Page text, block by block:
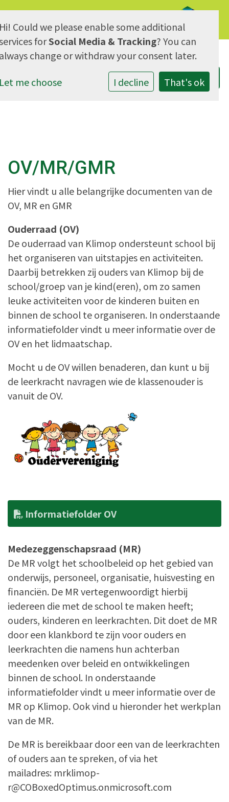
AVG & Privacy
OV/MR/GMR
Hier vindt u alle belangrijke documenten van de
OV, MR en GMR
Ouderraad (OV)
De ouderraad van Klimop ondersteunt school bij
het organiseren van uitstapjes en activiteiten.
Daarbij betrekken zij ouders van Klimop bij de
school/groep van je kind(eren), om zo samen
leuke activiteiten voor de kinderen buiten en
binnen de school te organiseren. In onderstaande
informatiefolder vindt u meer informatie over de
OV en het lidmaatschap.
Mocht u de OV willen benaderen, dan kunt u bij
de leerkracht navragen wie de klassenouder is
vanuit de OV.
Informatiefolder OV
Medezeggenschapsraad (MR)
De MR volgt het schoolbeleid op het gebied van
onderwijs, personeel, organisatie, huisvesting en
financiën. De MR vertegenwoordigt hierbij
iedereen die met de school te maken heeft;
ouders, kinderen en leerkrachten. Dit doet de MR
door een klankbord te zijn voor ouders en
leerkrachten die namens hun achterban
meedenken over beleid en ontwikkelingen
binnen de school. In onderstaande
informatiefolder vindt u meer informatie over de
MR op Klimop. Ook vind u hieronder het werkplan
van de MR.
De MR is bereikbaar door een van de leerkrachten
of ouders aan te spreken, of via het
mailadres: mrklimop-
r@COBoxedOptimus.onmicrosoft.com
Could we please enable some additional
forSocial Media & Tracking? You can
change or withdraw your consent later.
me choose
I decline That's ok